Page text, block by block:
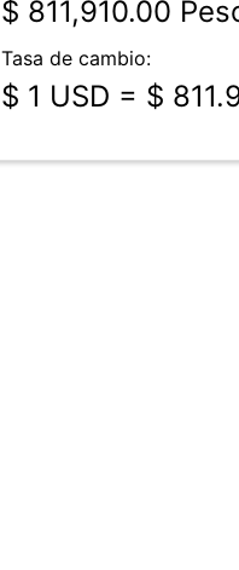
$ 811,910.00
Tasa de cambio:
$ 1 USD = $